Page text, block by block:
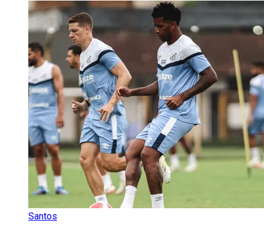
Santos